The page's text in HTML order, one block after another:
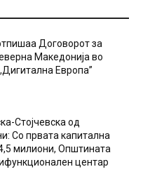
Договорот за
Македонија во
Европа”
Стојчевска од
Со првата капитална
милиони, Општината
центар